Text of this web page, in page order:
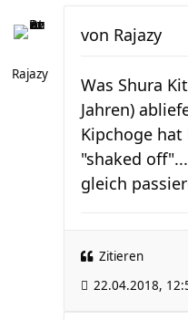
Rajazy
von Rajazy
Was Shura
Jahren)
Kipchoge
"shaked
gleich
Zitieren
22.04.2018,